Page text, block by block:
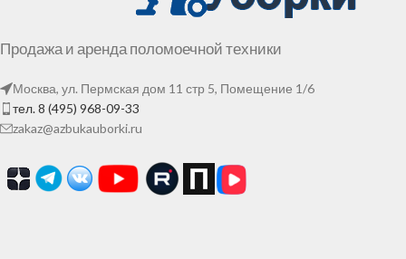
Продажа и аренда поломоечной техники
Москва, ул. Пермская дом 11 стр 5, Помещение 1/6
тел. 8 (495) 968-09-33
zakaz@azbukauborki.ru